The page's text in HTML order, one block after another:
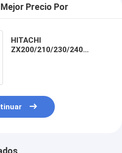
Precio Por
HITACHI
ZX200/210/230/240